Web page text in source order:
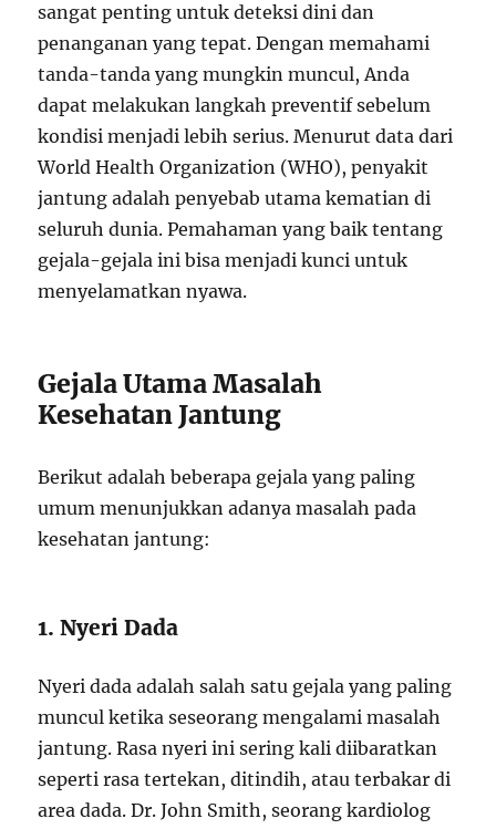
sangat penting untuk deteksi dini dan
penanganan yang tepat. Dengan memahami
tanda-tanda yang mungkin muncul, Anda
dapat melakukan langkah preventif sebelum
kondisi menjadi lebih serius. Menurut data dari
World Health Organization (WHO), penyakit
jantung adalah penyebab utama kematian di
seluruh dunia. Pemahaman yang baik tentang
gejala-gejala ini bisa menjadi kunci untuk
menyelamatkan nyawa.
Gejala Utama Masalah
Kesehatan Jantung
Berikut adalah beberapa gejala yang paling
umum menunjukkan adanya masalah pada
kesehatan jantung:
1. Nyeri Dada
Nyeri dada adalah salah satu gejala yang paling
muncul ketika seseorang mengalami masalah
jantung. Rasa nyeri ini sering kali diibaratkan
seperti rasa tertekan, ditindih, atau terbakar di
area dada. Dr. John Smith, seorang kardiolog